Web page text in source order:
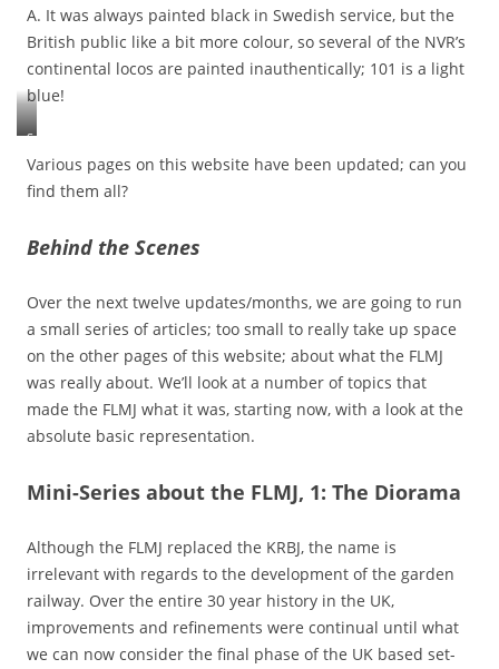
t
h
e
r
r
e
p
e
t
s
d
e
l
s
,
e
p
e
t
e
f
r
m
M
i
h
p
s
1
.
0
d
e
l
s
p
e
e
f
r
m
M
i
h
p
s
2
2
0
A. It was always painted black in Swedish service, but the
British public like a bit more colour, so several of the NVR’s
continental locos are painted inauthentically; 101 is a light
blue!
S
W
A
1
,
a
k
S
J
B
9
u
t
c
Various pages on this website have been updated; can you
find them all?
Behind the Scenes
Over the next twelve updates/months, we are going to run
a small series of articles; too small to really take up space
on the other pages of this website; about what the FLMJ
was really about. We’ll look at a number of topics that
made the FLMJ what it was, starting now, with a look at the
absolute basic representation.
Mini-Series about the FLMJ, 1: The Diorama
Although the FLMJ replaced the KRBJ, the name is
irrelevant with regards to the development of the garden
railway. Over the entire 30 year history in the UK,
improvements and refinements were continual until what
we can now consider the final phase of the UK based set-